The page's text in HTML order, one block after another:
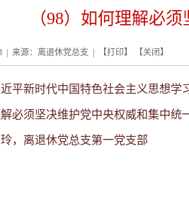
（98）如何理解必
| 来源：离退休党总支 | 【打印】 【关闭 】
平新时代中国特色社会主义思想学
坚决维护党中央权威和集中统一
，离退休党总支第一党支部